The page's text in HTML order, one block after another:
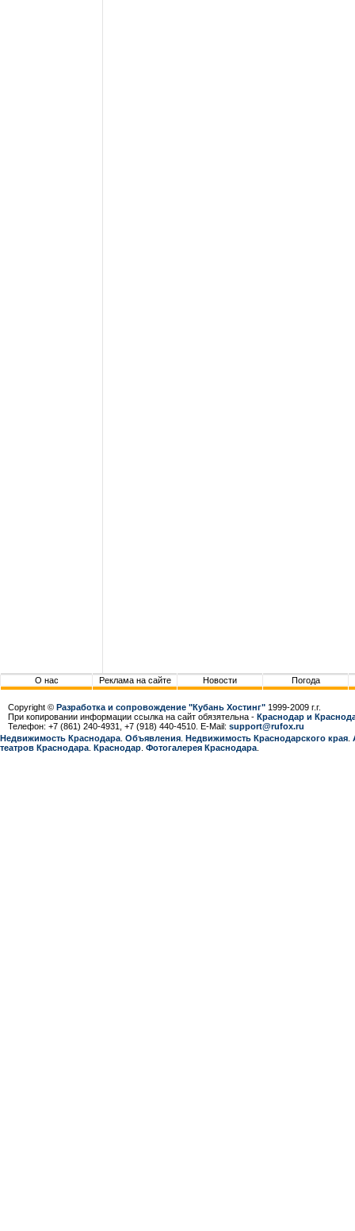
О нас Реклама на сайте Новости Погода
Copyright © Разработка и сопровождение "Кубань Хостинг" 1999-2009 г.г.
При копировании информации ссылка на сайт обязятельна - Краснодар и
Телефон: +7 (861) 240-4931, +7 (918) 440-4510. E-Mail: support@rufox.ru
Недвижимость Краснодара Объявления Недвижимость Краснодарcкого края
театров Краснодара Краснодар Фотогалерея Краснодара